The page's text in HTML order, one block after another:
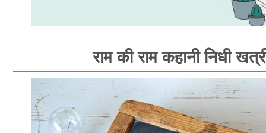
राम की राम कहानी निधी